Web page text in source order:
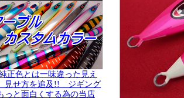
色とは一味違った見え
見せ方を追及!! ジギング
っと面白くする為の当店